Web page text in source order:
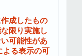
成したもの
限り実施し
可能性があ
よる表示の可